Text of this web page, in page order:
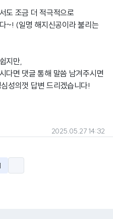
도 조금 더 적극적으로
~! (일명 해지신공이라 불리는
지만,
다면 댓글 통해 말씀 남겨주시면
성의껏 답변 드리겠습니다!
2025.05.27 14:32